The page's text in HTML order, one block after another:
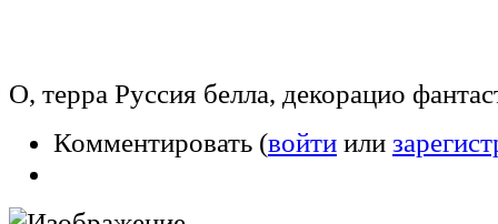
О, терра Руссия белла, декорацио
Комментировать (войти или